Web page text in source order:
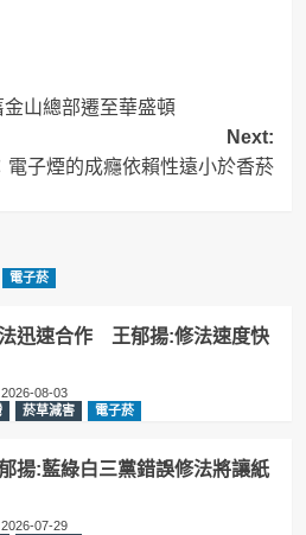
山總部遷至華盛頓
Next:
電子煙的成癮依賴性遠小於香菸
電子菸
迅速合作 王郁揚:修法速度快
2026-08-03
菸草減害 電子菸
揚:藍綠白三黨錯誤修法將讓紙
2026-07-29